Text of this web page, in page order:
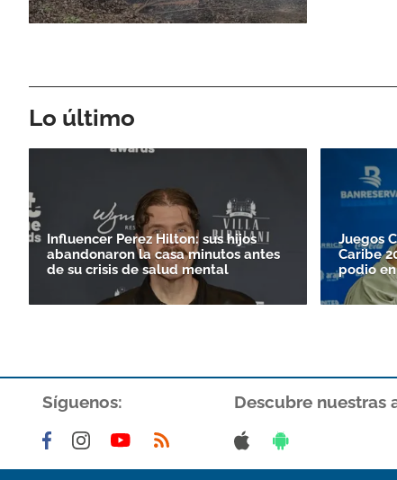
Lo último
Influencer Perez Hilton: sus hijos
abandonaron la casa minutos antes
de su crisis de salud mental
Juegos
Caribe
podio
Síguenos: Descubre nuestras